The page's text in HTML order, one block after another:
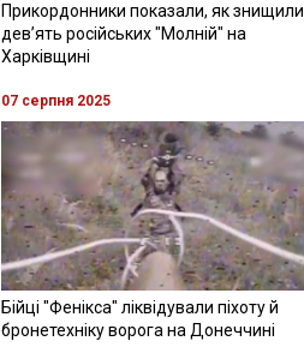
Прикордонники показали, як знищили
девʼять російських "Молній" на
Харківщині
07 серпня 2025
Бійці "Фенікса" ліквідували піхоту й
бронетехніку ворога на Донеччині